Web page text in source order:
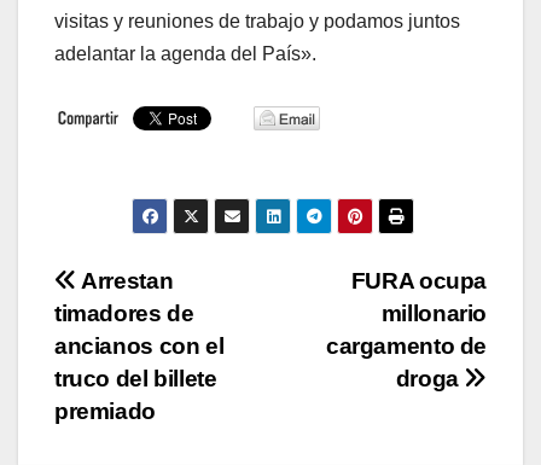
visitas y reuniones de trabajo y podamos juntos
adelantar la agenda del País».
Navegación
de
entradas
FURA ocupa
millonario
cargamento de
droga
Arrestan
timadores de
ancianos con el
truco del billete
premiado